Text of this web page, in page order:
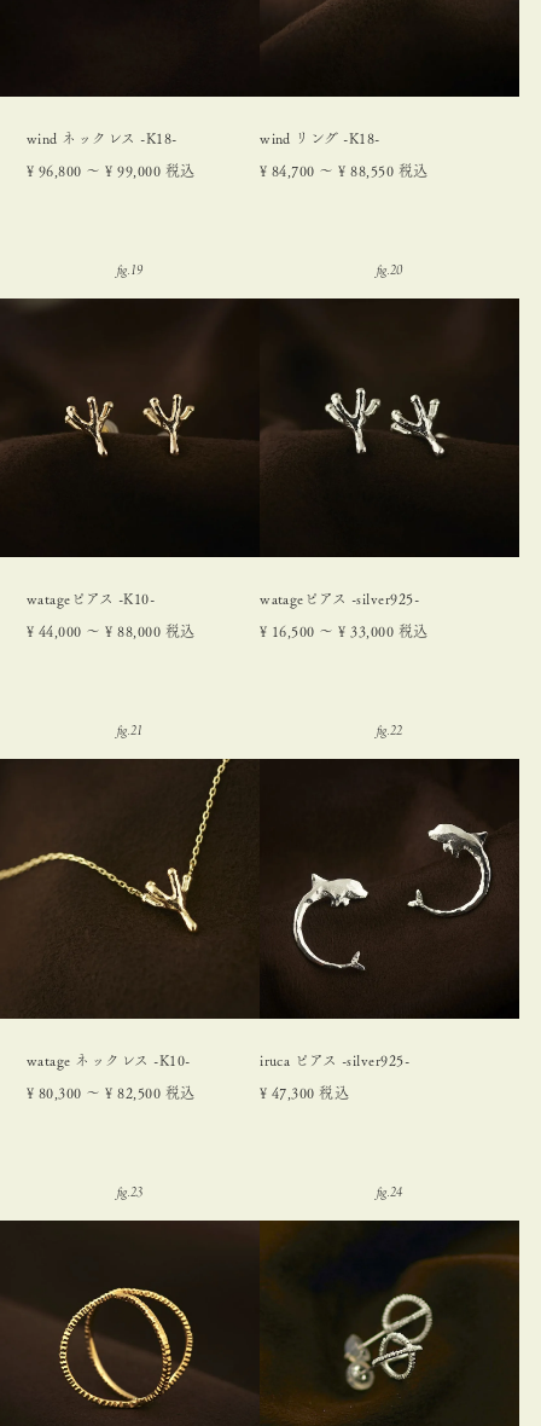
wind ネックレス -K18-
¥ 96,800 〜 ¥ 99,000 税込
wind リング -K18-
¥ 84,700 〜 ¥ 88,550 税込
watageピアス -K10-
¥ 44,000 〜 ¥ 88,000 税込
watageピアス -silver925-
¥ 16,500 〜 ¥ 33,000 税込
watage ネックレス -K10-
¥ 80,300 〜 ¥ 82,500 税込
iruca ピアス -silver925-
¥ 47,300 税込